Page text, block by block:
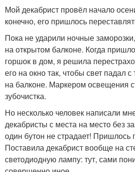
Мой декабрист провёл начало
конечно, его пришлось
Пока не ударили ночные
на открытом балконе. Когда
горшок в дом, я решила
его на окно так, чтобы свет падал
на балконе. Маркером освещения
зубочистка.
Но несколько человек написали
декабристы с места на место без
один бутон не страдает! Пришлось
Поставила декабрист вообще на
светодиодную лампу: тут, сами